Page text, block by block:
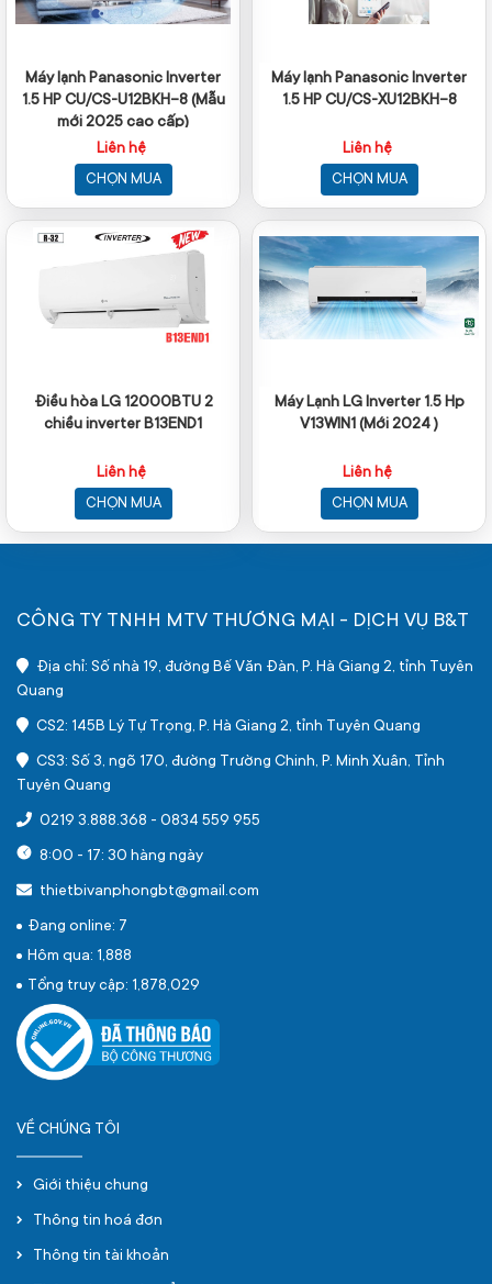
Máy lạnh Panasonic Inverter
1.5 HP CU/CS-U12BKH-8 (Mẫu
mới 2025 cao cấp)
Liên hệ
CHỌN MUA
Máy lạnh Panasonic Inverter
1.5 HP CU/CS-XU12BKH-8
Liên hệ
CHỌN MUA
Điều hòa LG 12000BTU 2
chiều inverter B13END1
Liên hệ
CHỌN MUA
Máy Lạnh LG Inverter 1.5 Hp
V13WIN1 (Mới 2024 )
Liên hệ
CHỌN MUA
CÔNG TY TNHH MTV THƯƠNG MẠI - DỊCH VỤ B&T
Địa chỉ: Số nhà 19, đường Bế Văn Đàn, P. Hà Giang 2, tỉnh Tuyên
Quang
CS2: 145B Lý Tự Trọng, P. Hà Giang 2, tỉnh Tuyên Quang
CS3: Số 3, ngõ 170, đường Trường Chinh, P. Minh Xuân, Tỉnh
Tuyên Quang
0219 3.888.368 - 0834 559 955
8:00 - 17: 30 hàng ngày
thietbivanphongbt@gmail.com
Đang online: 7
Hôm qua: 1,888
Tổng truy cập: 1,878,029
VỀ CHÚNG TÔI
Giới thiệu chung
Thông tin hoá đơn
Thông tin tài khoản